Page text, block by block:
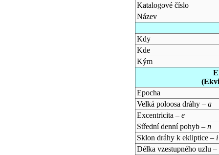
Katalogové číslo
Název
Kdy
Kde
Kým
Epocha
Velká poloosa dráhy – a
Excentricita – e
Střední denní pohyb – n
Sklon dráhy k ekliptice – i
Délka vzestupného uzlu –